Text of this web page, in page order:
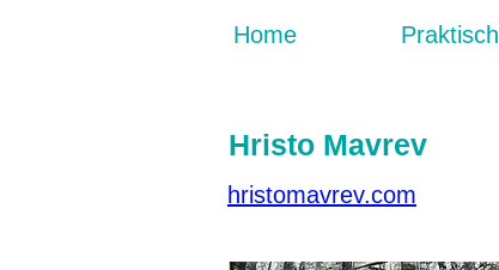
Home Praktisch
Hristo Mavrev
hristomavrev.com